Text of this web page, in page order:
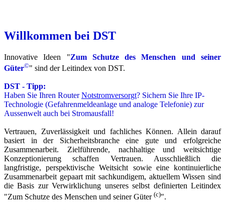
Willkommen bei DST
Innovative Ideen "Zum Schutze des Menschen und seiner
Güter©" sind der Leitindex von DST.
DST - Tipp:
Haben Sie Ihren RouterNotstromversorgt? Sichern Sie Ihre IP-
Technologie (Gefahrenmeldeanlage und analoge Telefonie) zur
Aussenwelt auch bei Stromausfall!
Vertrauen, Zuverlässigkeit und fachliches Können. Allein darauf
basiert in der Sicherheitsbranche eine gute und erfolgreiche
Zusammenarbeit. Zielführende, nachhaltige und weitsichtige
Konzeptionierung schaffen Vertrauen. Ausschließlich die
langfristige, perspektivische Weitsicht sowie eine kontinuierliche
Zusammenarbeit gepaart mit sachkundigem, aktuellem Wissen sind
die Basis zur Verwirklichung unseres selbst definierten Leitindex
"Zum Schutze des Menschen und seiner Güter (c)".